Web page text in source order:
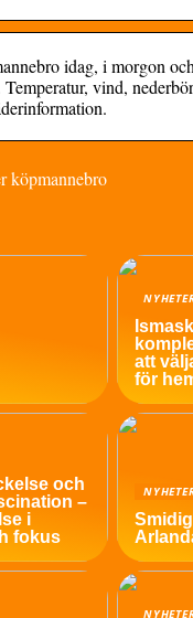
idag, i morgon
vind,
köpmannebro
att
för
och
–
i
fokus